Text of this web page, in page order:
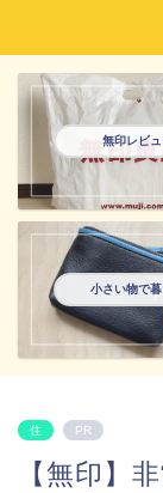
無印レビ
小さい物で
住 PR
【無印】